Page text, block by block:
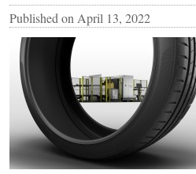
Published on April 13, 2022